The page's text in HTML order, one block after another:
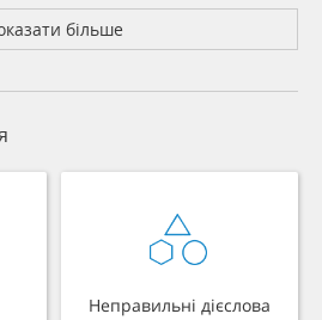
більше
Неправильні дієслова